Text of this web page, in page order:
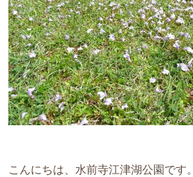
こんにちは、水前寺江津湖公園です。